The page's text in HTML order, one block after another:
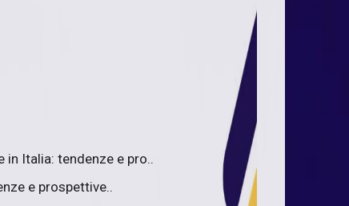
Italia: tendenze e pro..
e prospettive..